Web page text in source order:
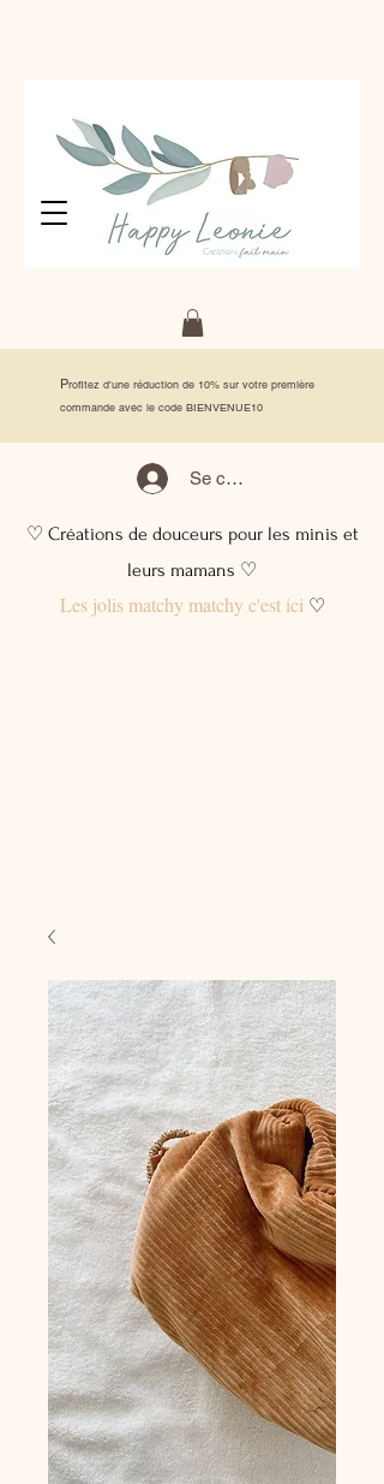
Profitez d'une réduction de 10% sur votre première
commande avec le code BIENVENUE10
Se connecter
♡ Créations de douceurs pour les minis et
leurs mamans ♡
Les jolis matchy matchy c'est ici♡